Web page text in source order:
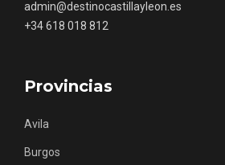
admin@destinocastillayleon.es
+34 618 018 812
Provincias
Avila
Burgos
Los Pueblos más bonitos
Castilla y León